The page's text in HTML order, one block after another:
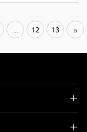
12 13 »